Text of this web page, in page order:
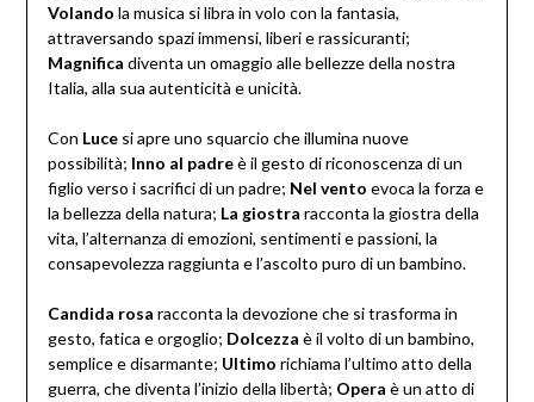
Volando la musica si libra in volo con la fantasia,
attraversando spazi immensi, liberi e rassicuranti;
Magnifica diventa un omaggio alle bellezze della nostra
Italia, alla sua autenticità e unicità.
Con Lucesi apre uno squarcio che illumina nuove
possibilità; Inno al padreè il gesto di riconoscenza di un
figlio verso i sacrifici di un padre; Nel vento evoca la forza e
la bellezza della natura; La giostra racconta la giostra della
vita, l’alternanza di emozioni, sentimenti e passioni, la
consapevolezza raggiunta e l’ascolto puro di un bambino.
Candida rosa racconta la devozione che si trasforma in
gesto, fatica e orgoglio; Dolcezza è il volto di un bambino,
semplice e disarmante; Ultimo richiama l’ultimo atto della
guerra, che diventa l’inizio della libertà; Opera è un atto di